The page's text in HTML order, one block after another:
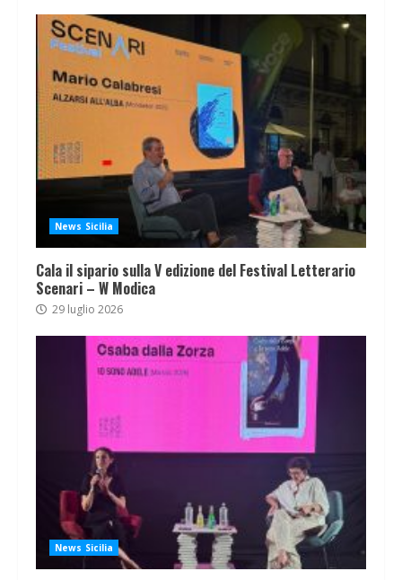
News Sicilia
Cala il sipario sulla V edizione del Festival Letterario
Scenari – W Modica
29 luglio 2026
News Sicilia